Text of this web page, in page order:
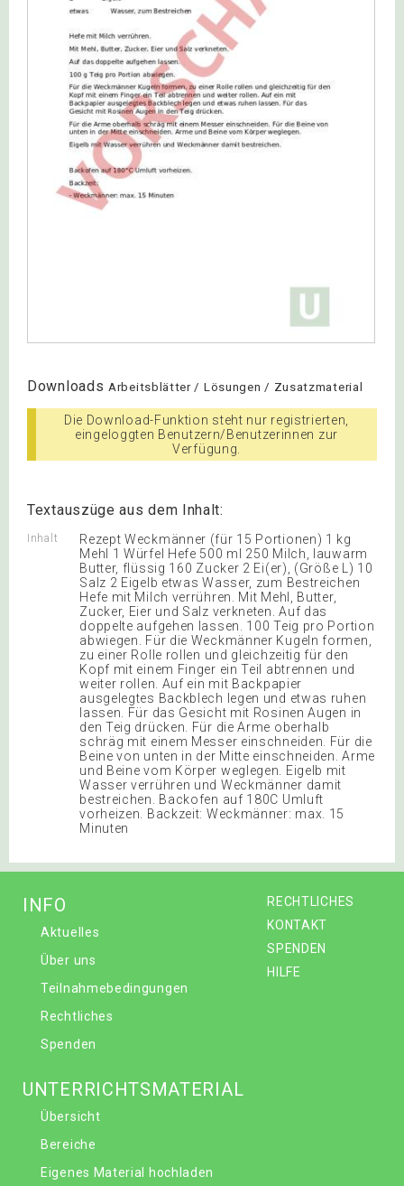
Downloads Arbeitsblätter / Lösungen / Zusatzmaterial
Die Download-Funktion steht nur registrierten,
eingeloggten Benutzern/Benutzerinnen zur
Verfügung.
Textauszüge aus dem Inhalt:
Inhalt
Rezept Weckmänner (für 15 Portionen) 1 kg
Mehl 1 Würfel Hefe 500 ml 250 Milch, lauwarm
Butter, flüssig 160 Zucker 2 Ei(er), (Größe L) 10
Salz 2 Eigelb etwas Wasser, zum Bestreichen
Hefe mit Milch verrühren. Mit Mehl, Butter,
Zucker, Eier und Salz verkneten. Auf das
doppelte aufgehen lassen. 100 Teig pro Portion
abwiegen. Für die Weckmänner Kugeln formen,
zu einer Rolle rollen und gleichzeitig für den
Kopf mit einem Finger ein Teil abtrennen und
weiter rollen. Auf ein mit Backpapier
ausgelegtes Backblech legen und etwas ruhen
lassen. Für das Gesicht mit Rosinen Augen in
den Teig drücken. Für die Arme oberhalb
schräg mit einem Messer einschneiden. Für die
Beine von unten in der Mitte einschneiden. Arme
und Beine vom Körper weglegen. Eigelb mit
Wasser verrühren und Weckmänner damit
bestreichen. Backofen auf 180C Umluft
vorheizen. Backzeit: Weckmänner: max. 15
Minuten
RECHTLICHES
KONTAKT
SPENDEN
HILFE
INFO
Aktuelles
Über uns
Teilnahmebedingungen
Rechtliches
Spenden
UNTERRICHTSMATERIAL
Übersicht
Bereiche
Eigenes Material hochladen